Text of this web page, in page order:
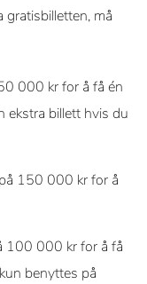
gratisbilletten, må
000 kr for å få én
ekstra billett hvis du
150 000 kr for å
100 000 kr for å få
benyttes på